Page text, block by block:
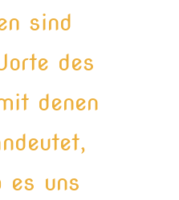
sind
des
denen
es uns